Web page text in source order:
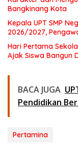
Bangkinang Kota
Kepala UPT SMP
2026/2027,
Hari Pertama
Ajak Siswa Bangun
BACA JUGA
Pendidikan
Pertamina